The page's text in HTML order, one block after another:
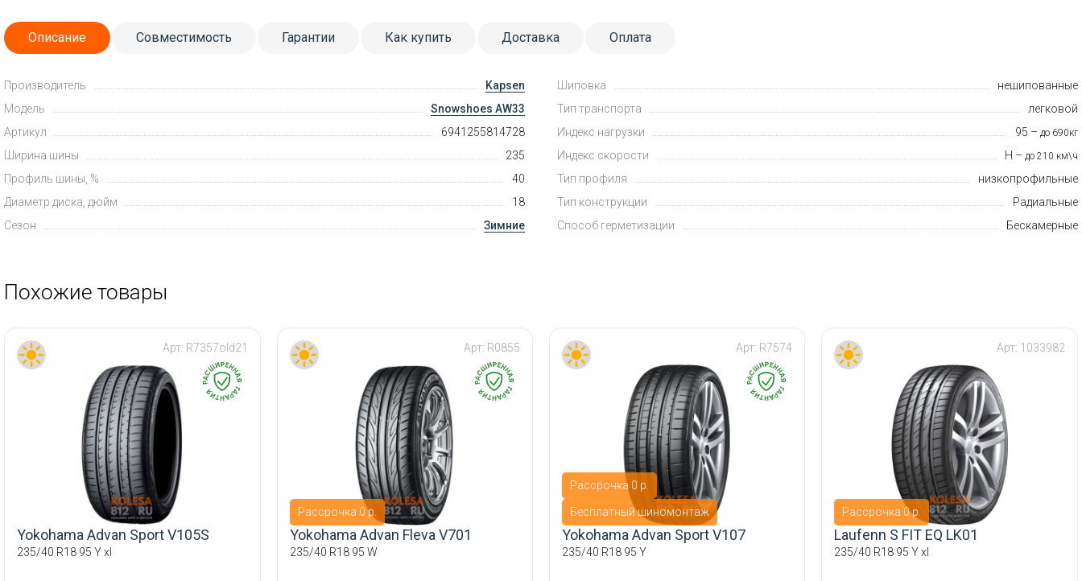
Описание Совместимость Гарантии Как купить Доставка Оплата
Производитель
Kapsen
Модель
Snowshoes AW33
Артикул
6941255814728
Ширина шины
235
Профиль шины, %
40
Диаметр диска, дюйм
18
Сезон
Зимние
Шиповка
нешипованные
Тип транспорта
легковой
Индекс нагрузки
95 – до 690кг
Индекс скорости H – до 210 км\ч
Тип профиля
низкопрофильные
Тип конструкции
Радиальные
Способ герметизации
Бескамерные
Похожие товары
Арт: R7357old21
Yokohama Advan Sport V105S
235/40 R18 95 Y xl
Рассрочка 0 р.
Арт: R0855
Yokohama Advan Fleva V701
235/40 R18 95 W
Рассрочка 0 р.
Бесплатный шиномонтаж
Арт: R7574
Yokohama Advan Sport V107
235/40 R18 95 Y
Рассрочка 0 р.
Арт: 1033982
Laufenn S FIT EQ LK01
235/40 R18 95 Y xl